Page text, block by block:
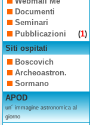
Documenti
Seminari
Pubblicazioni
(1)
Siti ospitati
Boscovich
Archeoastron.
Sormano
APOD
un´ immagine astronomica al
giorno